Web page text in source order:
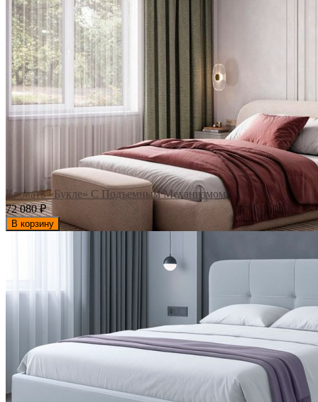
Кровать «Букле» С Подъемным Механизмом
72 080₽
В корзину